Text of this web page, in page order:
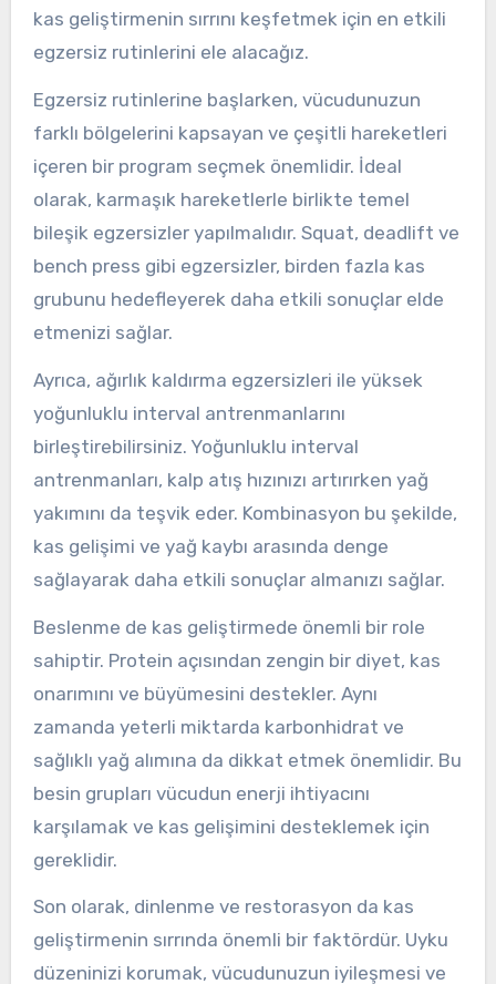
kas geliştirmenin sırrını keşfetmek için en etkili
egzersiz rutinlerini ele alacağız.
Egzersiz rutinlerine başlarken, vücudunuzun
farklı bölgelerini kapsayan ve çeşitli hareketleri
içeren bir program seçmek önemlidir. İdeal
olarak, karmaşık hareketlerle birlikte temel
bileşik egzersizler yapılmalıdır. Squat, deadlift ve
bench press gibi egzersizler, birden fazla kas
grubunu hedefleyerek daha etkili sonuçlar elde
etmenizi sağlar.
Ayrıca, ağırlık kaldırma egzersizleri ile yüksek
yoğunluklu interval antrenmanlarını
birleştirebilirsiniz. Yoğunluklu interval
antrenmanları, kalp atış hızınızı artırırken yağ
yakımını da teşvik eder. Kombinasyon bu şekilde,
kas gelişimi ve yağ kaybı arasında denge
sağlayarak daha etkili sonuçlar almanızı sağlar.
Beslenme de kas geliştirmede önemli bir role
sahiptir. Protein açısından zengin bir diyet, kas
onarımını ve büyümesini destekler. Aynı
zamanda yeterli miktarda karbonhidrat ve
sağlıklı yağ alımına da dikkat etmek önemlidir. Bu
besin grupları vücudun enerji ihtiyacını
karşılamak ve kas gelişimini desteklemek için
gereklidir.
Son olarak, dinlenme ve restorasyon da kas
geliştirmenin sırrında önemli bir faktördür. Uyku
düzeninizi korumak, vücudunuzun iyileşmesi ve